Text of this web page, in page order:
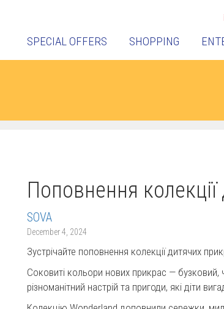
SPECIAL OFFERS SHOPPING
Поповнення
SOVA
December 4, 2024
Зустрічайте поповнення колекції дитячих
Соковиті кольори нових прикрас —
різноманітний настрій та пригоди, які діти